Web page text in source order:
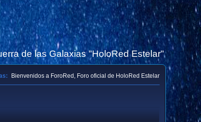
de las Galaxias "HoloRed Estelar"
Bienvenidos a ForoRed, Foro oficial de HoloRed Estelar